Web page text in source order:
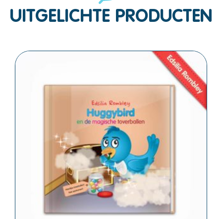
UITGELICHTE PRODUCTEN